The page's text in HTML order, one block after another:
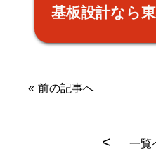
基板設計なら
« 前の記事へ
一覧